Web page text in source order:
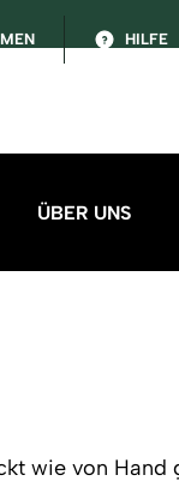
HILFE
ÜBER UNS
wie von Hand